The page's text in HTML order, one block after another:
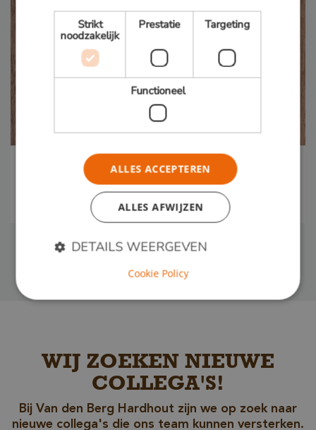
Duurzaamheid:Klasse 1
WIJ ZOEKEN NIEUWE
COLLEGA'S!
Bij Van den Berg Hardhout zijn we op zoek naar
nieuwe collega's die ons team kunnen versterken.
Strikt
noodzakelijk
Prestatie Targeting
Functioneel
ALLES ACCEPTEREN
ALLES AFWIJZEN
DETAILS WEERGEVEN
Strikt noodzakelijke cookies maken de
kernfunctionaliteiten van de website mogelijk, zoals
gebruikersaanmelding en accountbeheer. De
website kan niet goed worden gebruikt zonder de
Naam
Aanbieder / Domein
Cookie Policy